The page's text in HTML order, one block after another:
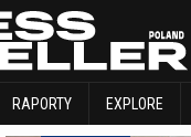
RAPORTY EXPLORE
RECENZJE